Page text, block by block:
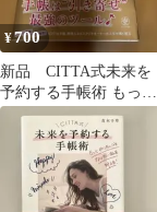
¥700
新品 CITTA式未来を
予約する手帳術 もっと
やりたいことなりたい
私を叶える!